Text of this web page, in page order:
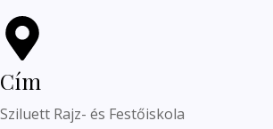
Cím
Sziluett Rajz- és Festőiskola